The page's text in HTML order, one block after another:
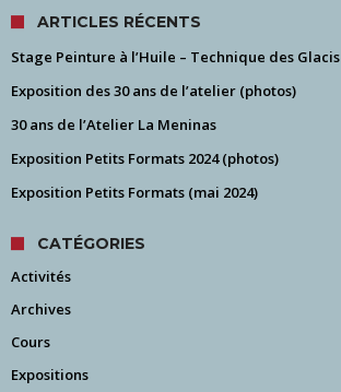
ARTICLES RÉCENTS
Stage Peinture à l’Huile – Technique des Glacis
Exposition des 30 ans de l’atelier (photos)
30 ans de l’Atelier La Meninas
Exposition Petits Formats 2024 (photos)
Exposition Petits Formats (mai 2024)
CATÉGORIES
Activités
Archives
Cours
Expositions